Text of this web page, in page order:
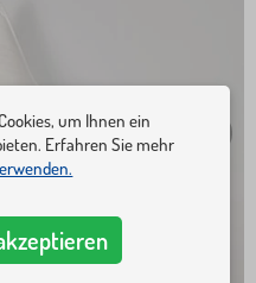
um Ihnen ein
Erfahren Sie mehr